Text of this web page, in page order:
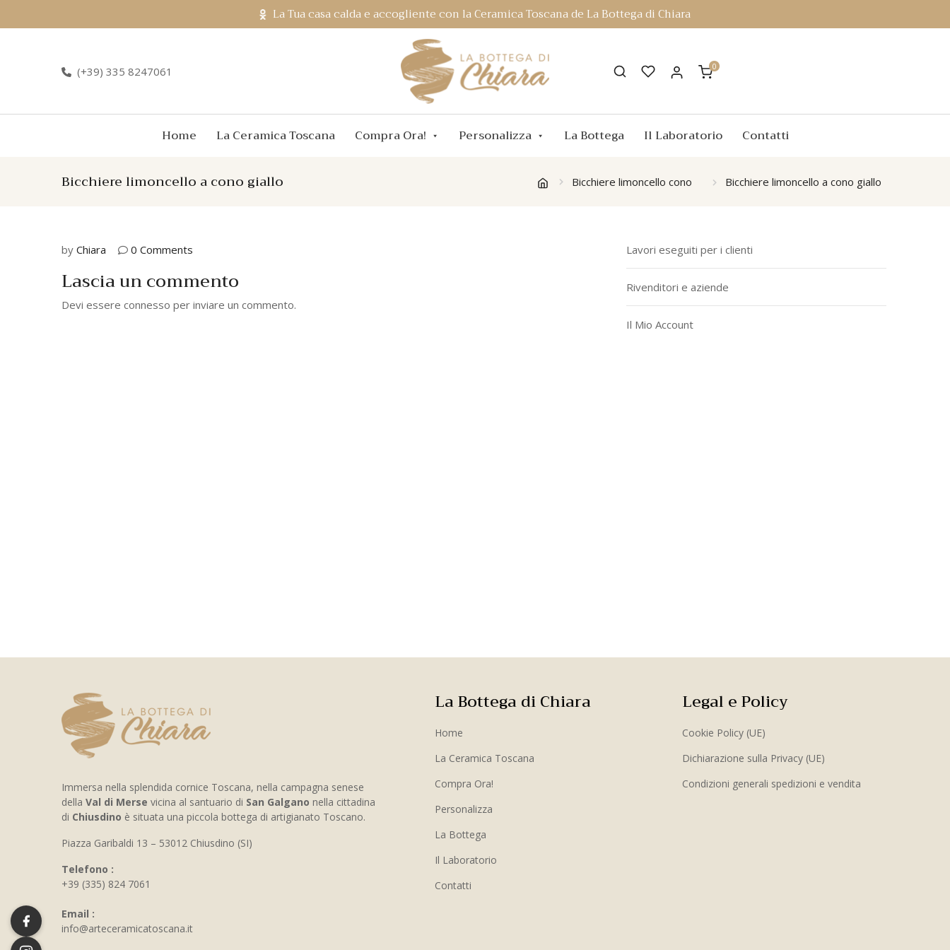
La Tua casa calda e accogliente con la Ceramica Toscana de La Bottega di Chiara
(+39) 335 8247061 0
Home La Ceramica Toscana Compra Ora! Personalizza La Bottega Il Laboratorio Contatti
Bicchiere limoncello a cono giallo Bicchiere limoncello cono Bicchiere limoncello a cono giallo
by Chiara 0 Comments
Lascia un commento
Devi essere connesso per inviare un commento.
Lavori eseguiti per i clienti
Rivenditori e aziende
Il Mio Account
Immersa nella splendida cornice Toscana, nella campagna senese
della Val di Merse vicina al santuario di San Galgano nella cittadina
di Chiusdino è situata una piccola bottega di artigianato Toscano.
Piazza Garibaldi 13 – 53012 Chiusdino (SI)
Telefono :
+39 (335) 824 7061
Email :
info@arteceramicatoscana.it
La Bottega di Chiara
Home
La Ceramica Toscana
Compra Ora!
Personalizza
La Bottega
Il Laboratorio
Contatti
Legal e Policy
Cookie Policy (UE)
Dichiarazione sulla Privacy (UE)
Condizioni generali spedizioni e vendita